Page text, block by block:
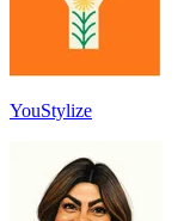
YouStylize